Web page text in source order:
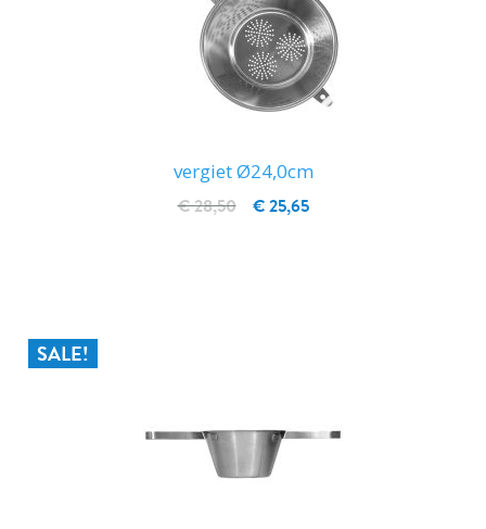
vergiet Ø24,0cm
€ 25,65
€ 28,50
SALE!